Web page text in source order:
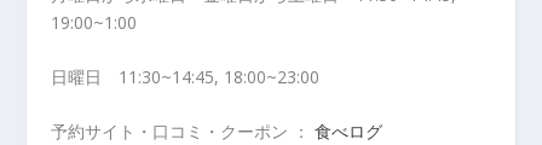
19:00~1:00
日曜日 11:30~14:45, 18:00~23:00
予約サイト・口コミ・クーポン ： 食べログ